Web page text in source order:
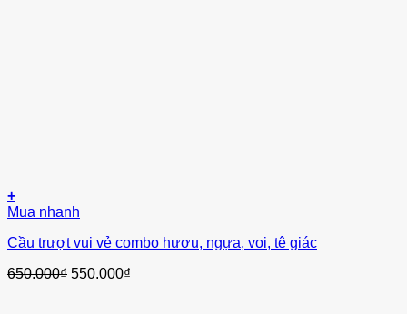
+
Mua nhanh
Cầu trượt vui vẻ combo hươu, ngựa, voi, tê giác
650.000₫ Giá
550.000₫